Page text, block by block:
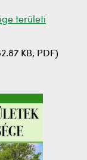
területi
KB, PDF)